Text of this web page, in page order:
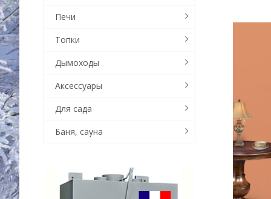
Печи
Топки
Дымоходы
Аксессуары
Для сада
Баня, сауна